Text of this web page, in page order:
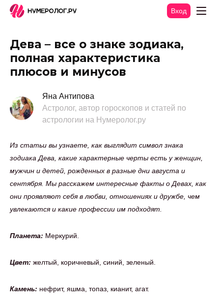
Вход
Дева – все о знаке зодиака,
полная характеристика
плюсов и минусов
Яна Антипова
Астролог, автор гороскопов и статей по
астрологии на Нумеролог.ру
Из статьи вы узнаете, как выглядит символ знака
зодиака Дева, какие характерные черты есть у женщин,
мужчин и детей, рожденных в разные дни августа и
сентября. Мы расскажем интересные факты о Девах, как
они проявляют себя в любви, отношениях и дружбе, чем
увлекаются и какие профессии им подходят.
Планета: Меркурий.
Цвет: желтый, коричневый, синий, зеленый.
Камень: нефрит, яшма, топаз, кианит, агат.